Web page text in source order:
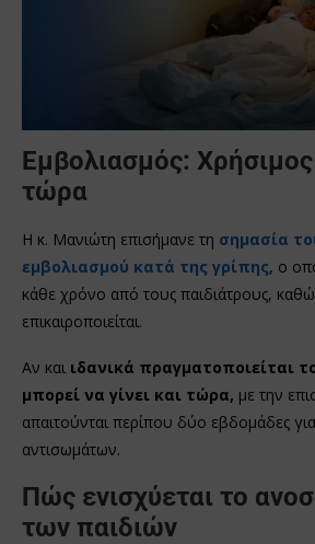
Εμβολιασμός:
τώρα
Η κ. Μανιώτη επισήμανε τη σημασία
εμβολιασμού κατά της γρίπης, ο
κάθε χρόνο από τους παιδιάτρους,
επικαιροποιείται.
Αν και ιδανικά πραγματοποιείται
μπορεί να γίνει και τώρα, με την
απαιτούνται περίπου δύο εβδομάδες
αντισωμάτων.
Πώς ενισχύεται το
των παιδιών